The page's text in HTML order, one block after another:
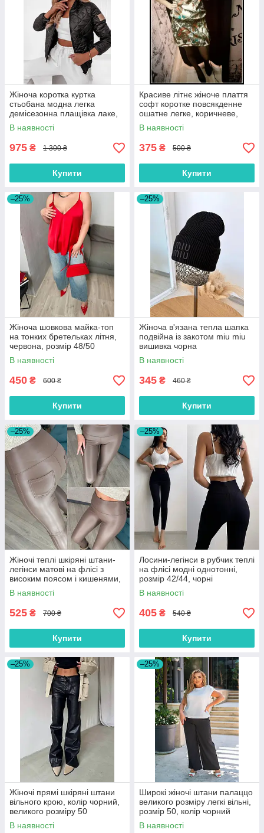
Жіноча коротка куртка
стьобана модна легка
демісезонна плащівка лаке,
чорна
В наявності
975 ₴ 1 300 ₴
Купити
Красиве літнє жіноче плаття
софт коротке повсякденне
ошатне легке, коричневе,
чорне, жовте, рожеве
В наявності
375 ₴ 500 ₴
Купити
–25%
Жіноча шовкова майка-топ
на тонких бретельках літня,
червона, розмір 48/50
В наявності
450 ₴ 600 ₴
Купити
–25%
Жіноча в'язана тепла шапка
подвійна із закотом miu miu
вишивка чорна
В наявності
345 ₴ 460 ₴
Купити
–25%
Жіночі теплі шкіряні штани-
легінси матові на флісі з
високим поясом і кишенями,
моко, розмір 48-50
В наявності
525 ₴ 700 ₴
Купити
–25%
Лосини-легінси в рубчик теплі
на флісі модні однотонні,
розмір 42/44, чорні
В наявності
405 ₴ 540 ₴
Купити
–25%
Жіночі прямі шкіряні штани
вільного крою, колір чорний,
великого розміру 50
В наявності
–25%
Широкі жіночі штани палаццо
великого розміру легкі вільні,
розмір 50, колір чорний
В наявності